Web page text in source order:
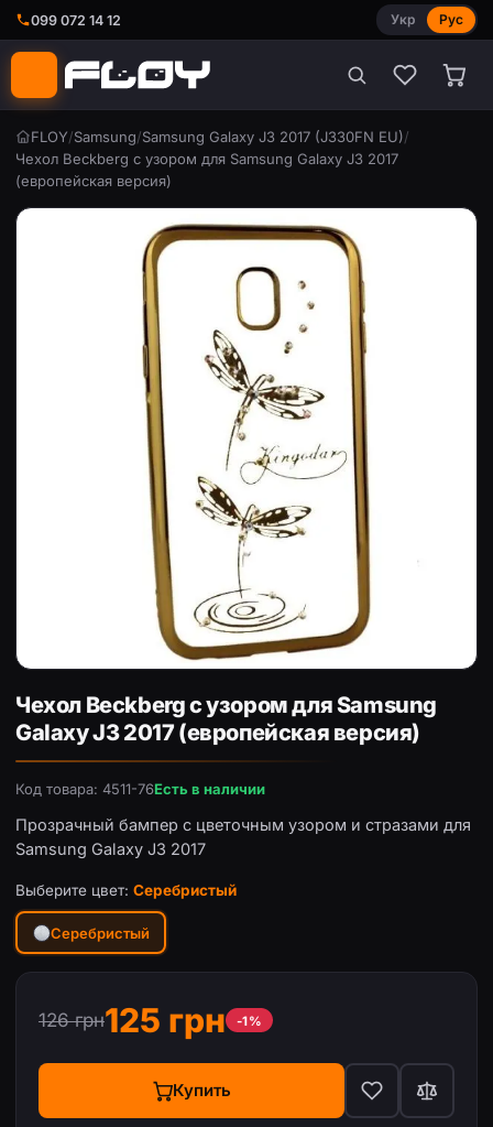
099 072 14 12 Укр Рус
FLOY/Samsung/Samsung Galaxy J3 2017 (J330FN EU)/
Чехол Beckberg с узором для Samsung Galaxy J3 2017
(европейская версия)
Чехол Beckberg с узором для Samsung Galaxy J3 2017
Чехол Beckberg с узором для Samsung
Galaxy J3 2017 (европейская версия)
Код товара: 4511-76Есть в наличии
Прозрачный бампер с цветочным узором и стразами для
Samsung Galaxy J3 2017
Выберите цвет: Серебристый
Серебристый
126 грн125 грн -1%
Купить